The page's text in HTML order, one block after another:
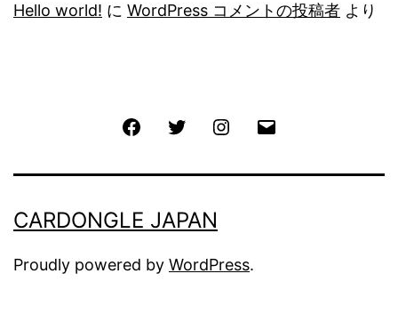
Hello world! に WordPress コメントの投稿者 より
FacebookTwitter Instagram
CARDONGLE JAPAN
Proudly powered by WordPress.